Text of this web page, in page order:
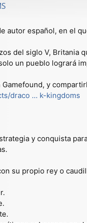
autor español, en el
del siglo V, Britania
un pueblo logrará
y
draco ... k-kingdoms
y conquista
su propio rey o